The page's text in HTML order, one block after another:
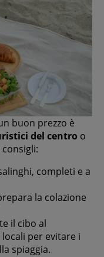
buon prezzo è
del centro o
completi e a
la colazione
il cibo al
per evitare i
spiaggia.